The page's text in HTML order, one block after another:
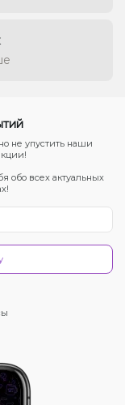
не упустить наши
обо всех актуальных